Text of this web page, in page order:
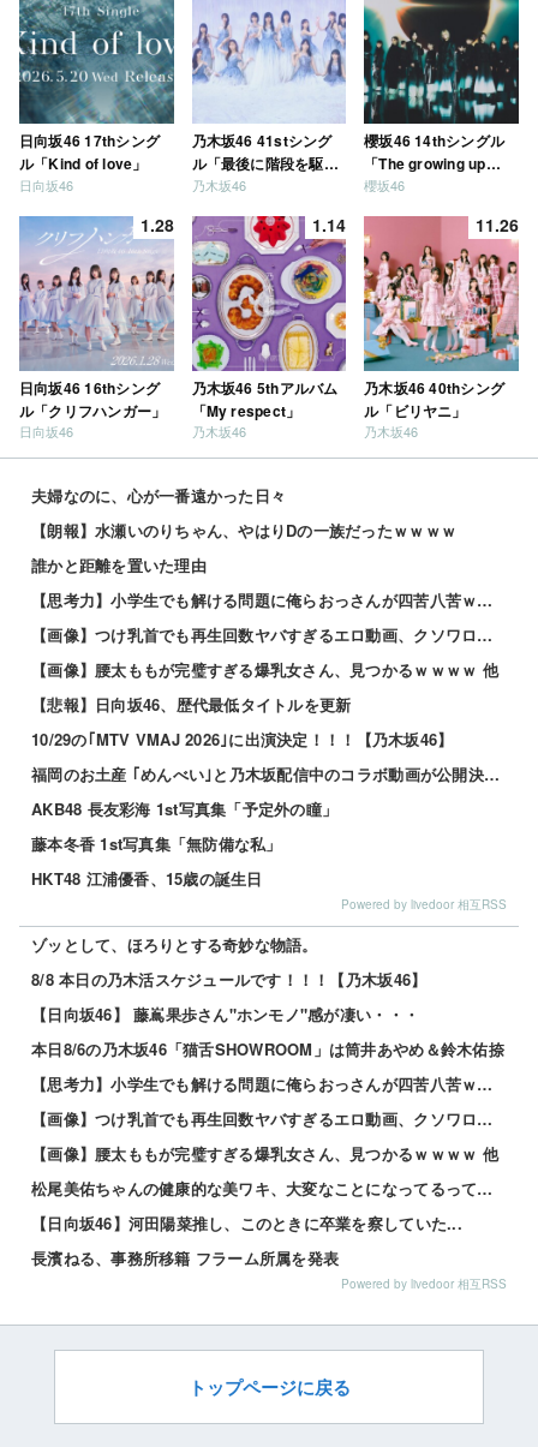
日向坂46 17thシング
ル「Kind of love」
日向坂46
乃木坂46 41stシング
ル「最後に階段を駆け
上がったのはいつ
乃木坂46
櫻坂46 14thシングル
「The growing up
train」
櫻坂46
1.28
日向坂46 16thシング
ル「クリフハンガー」
日向坂46
1.14
乃木坂46 5thアルバム
「My respect」
乃木坂46
11.26
乃木坂46 40thシング
ル「ビリヤニ」
乃木坂46
夫婦なのに、心が一番遠かった日々
【朗報】水瀬いのりちゃん、やはりDの一族だったｗｗｗｗ
誰かと距離を置いた理由
【思考力】小学生でも解ける問題に俺らおっさんが四苦八苦ｗｗｗｗその答えは？ｗ 他
【画像】つけ乳首でも再生回数ヤバすぎるエロ動画、クソワロタwwww 他
【画像】腰太ももが完璧すぎる爆乳女さん、見つかるｗｗｗｗ 他
【悲報】日向坂46、歴代最低タイトルを更新
10/29の｢MTV VMAJ 2026｣に出演決定！！！【乃木坂46】
福岡のお土産 ｢めんべい｣と乃木坂配信中のコラボ動画が公開決定！！！【乃木坂46】
AKB48 長友彩海 1st写真集「予定外の瞳」
藤本冬香 1st写真集「無防備な私」
HKT48 江浦優香、15歳の誕生日
Powered by livedoor 相互RSS
ゾッとして、ほろりとする奇妙な物語。
8/8 本日の乃木活スケジュールです！！！【乃木坂46】
【日向坂46】 藤嶌果歩さん"ホンモノ"感が凄い・・・
本日8/6の乃木坂46「猫舌SHOWROOM」は筒井あやめ＆鈴木佑捺
【思考力】小学生でも解ける問題に俺らおっさんが四苦八苦ｗｗｗｗその答えは？ｗ 他
【画像】つけ乳首でも再生回数ヤバすぎるエロ動画、クソワロタwwww 他
【画像】腰太ももが完璧すぎる爆乳女さん、見つかるｗｗｗｗ 他
松尾美佑ちゃんの健康的な美ワキ、大変なことになってるって…
【日向坂46】河田陽菜推し、このときに卒業を察していた...
長濱ねる、事務所移籍 フラーム所属を発表
Powered by livedoor 相互RSS
トップページに戻る